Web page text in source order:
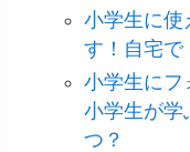
小学生に使
す！自宅で
小学生に
小学生が学
つ？